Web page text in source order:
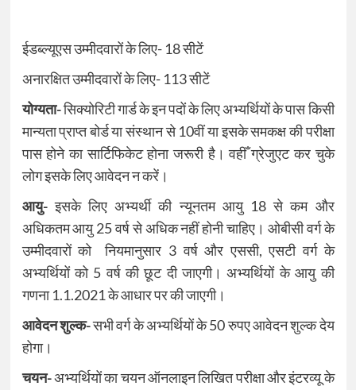
ईडब्ल्यूएस उम्मीदवारों के लिए- 18सीटें
अनारक्षित उम्मीदवारों के लिए- 113सीटें
योग्यता-सिक्योरिटी गार्ड के इन पदों के लिए अभ्यर्थियों के पास किसी
मान्यता प्राप्त बोर्ड या संस्थान से10वीं या इसके समकक्ष की परीक्षा
पास होने का सार्टिफिकेट होना जरूरी है। वहीँ ग्रेजुएट कर चुके
लोग इसके लिए आवेदन न करें।
आयु-इसके लिए अभ्यर्थी की न्यूनतम आयु 18से कम और
अधिकतम आयु25वर्ष से अधिक नहीं होनी चाहिए। ओबीसी वर्ग के
उम्मीदवारों को नियमानुसार 3वर्ष और एससी,एसटी वर्ग के
अभ्यर्थियों को 5 वर्ष की छूट दी जाएगी। अभ्यर्थियों के आयु की
गणना1.1.2021के आधार पर की जाएगी।
आवेदन शुल्क-सभी वर्ग के अभ्यर्थियों के50रुपए आवेदन शुल्क देय
होगा।
चयन-अभ्यर्थियों का चयन ऑनलाइन लिखित परीक्षा और इंटरव्यू के